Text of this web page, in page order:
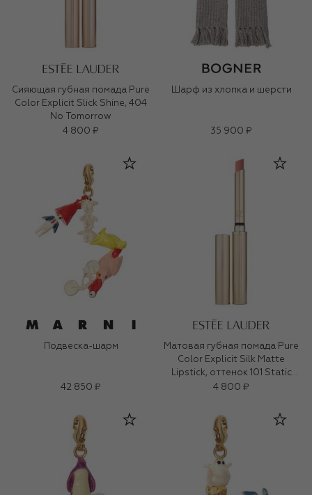
Сияющая губная помада Pure
Color Explicit Slick Shine, 404
No Tomorrow
4 800 ₽
Шарф из хлопка и шерсти
35 900 ₽
Подвеска-шарм
42 850 ₽
Матовая губная помада Pure
Color Explicit Silk Matte
Lipstick, оттенок 101 Static
(0,7ml)
4 800 ₽